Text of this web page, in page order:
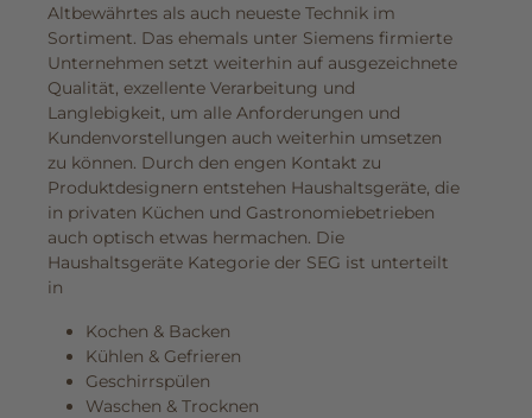
Altbewährtes als auch neueste Technik im
Sortiment. Das ehemals unter Siemens firmierte
Unternehmen setzt weiterhin auf ausgezeichnete
Qualität, exzellente Verarbeitung und
Langlebigkeit, um alle Anforderungen und
Kundenvorstellungen auch weiterhin umsetzen
zu können. Durch den engen Kontakt zu
Produktdesignern entstehen Haushaltsgeräte, die
in privaten Küchen und Gastronomiebetrieben
auch optisch etwas hermachen. Die
Haushaltsgeräte Kategorie der SEG ist unterteilt
in
Kochen & Backen
Kühlen & Gefrieren
Geschirrspülen
Waschen & Trocknen